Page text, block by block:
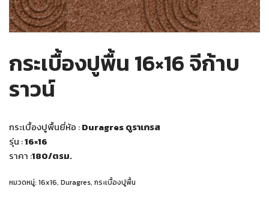
กระเบื้องปูพื้น 16×16 จีก้าบ
ราวน์
กระเบื้องปูพื้นยี่ห้อ :Duragres ดูราเกรส
รุ่น :16×16
ราคา :180/ตรม.
หมวดหมู่: 16x16, Duragres, กระเบื้องปูพื้น